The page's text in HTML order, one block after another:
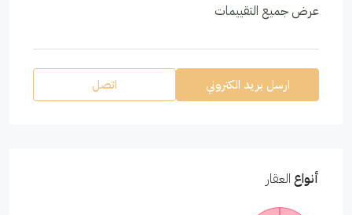
عرض جميع التقييمات
ارسل بريد الكتروني اتصل
أنواع العقار